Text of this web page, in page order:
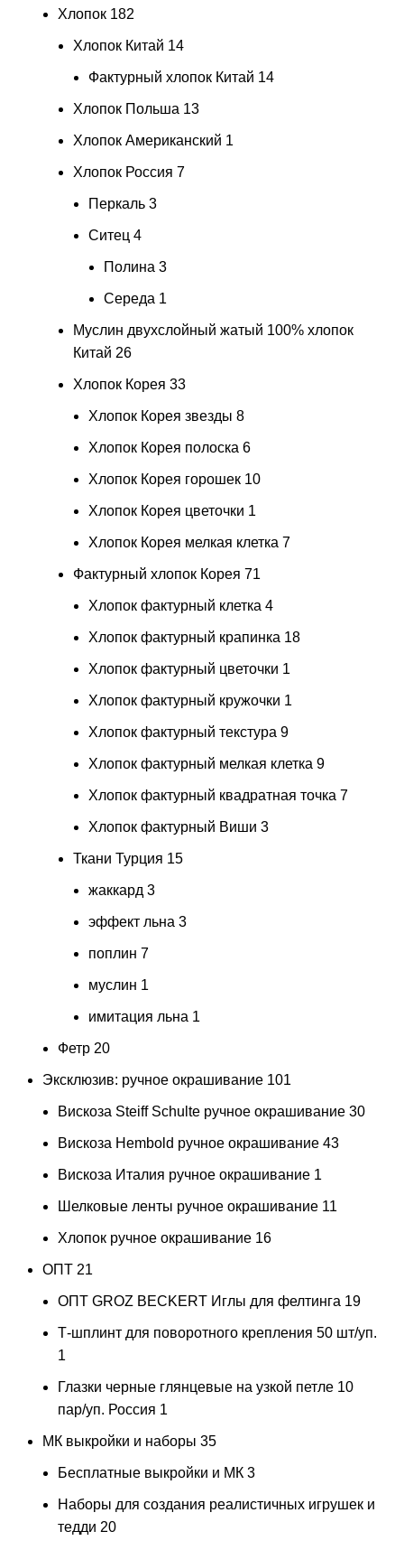
Хлопок 182
Хлопок Китай 14
Фактурный хлопок Китай 14
Хлопок Польша 13
Хлопок Американский 1
Хлопок Россия 7
Перкаль 3
Ситец 4
Полина 3
Середа 1
Муслин двухслойный жатый 100% хлопок
Китай 26
Хлопок Корея 33
Хлопок Корея звезды 8
Хлопок Корея полоска 6
Хлопок Корея горошек 10
Хлопок Корея цветочки 1
Хлопок Корея мелкая клетка 7
Фактурный хлопок Корея 71
Хлопок фактурный клетка 4
Хлопок фактурный крапинка 18
Хлопок фактурный цветочки 1
Хлопок фактурный кружочки 1
Хлопок фактурный текстура 9
Хлопок фактурный мелкая клетка 9
Хлопок фактурный квадратная точка 7
Хлопок фактурный Виши 3
Ткани Турция 15
жаккард 3
эффект льна 3
поплин 7
муслин 1
имитация льна 1
Фетр 20
Эксклюзив: ручное окрашивание 101
Вискоза Steiff Schulte ручное окрашивание 30
Вискоза Hembold ручное окрашивание 43
Вискоза Италия ручное окрашивание 1
Шелковые ленты ручное окрашивание 11
Хлопок ручное окрашивание 16
ОПТ 21
ОПТ GROZ BECKERT Иглы для фелтинга 19
Т-шплинт для поворотного крепления 50 шт/уп.
1
Глазки черные глянцевые на узкой петле 10
пар/уп. Россия 1
МК выкройки и наборы 35
Бесплатные выкройки и МК 3
Наборы для создания реалистичных игрушек и
тедди 20